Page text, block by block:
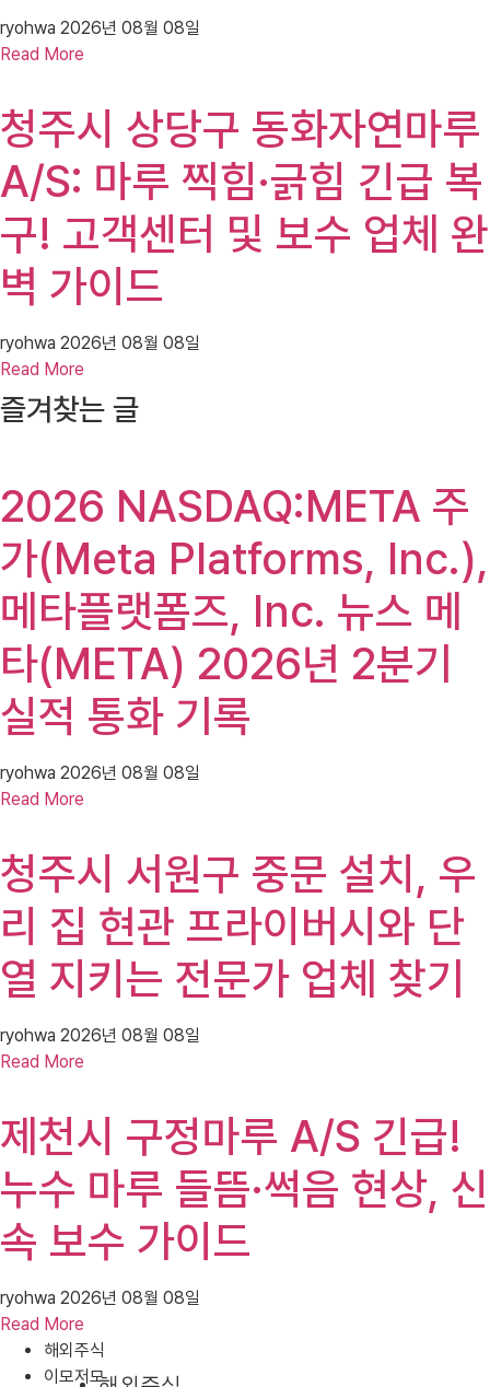
ryohwa 2026년 08월 08일
Read More
청주시 상당구 동화자연마루
A/S: 마루 찍힘·긁힘 긴급 복
구! 고객센터 및 보수 업체 완
벽 가이드
ryohwa 2026년 08월 08일
Read More
즐겨찾는 글
2026 NASDAQ:META 주
가(Meta Platforms, Inc.),
메타플랫폼즈, Inc. 뉴스 메
타(META) 2026년 2분기
실적 통화 기록
ryohwa 2026년 08월 08일
Read More
청주시 서원구 중문 설치, 우
리 집 현관 프라이버시와 단
열 지키는 전문가 업체 찾기
ryohwa 2026년 08월 08일
Read More
제천시 구정마루 A/S 긴급!
누수 마루 들뜸·썩음 현상, 신
속 보수 가이드
ryohwa 2026년 08월 08일
Read More
해외주식
이모저모